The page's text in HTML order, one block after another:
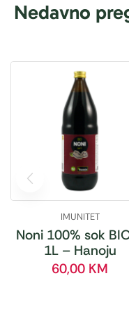
Nedavno
IMUNITET
Noni 100% sok
1L – Hanoju
60,00 KM